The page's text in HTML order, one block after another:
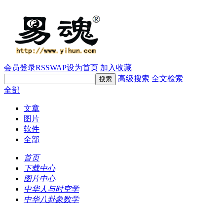
会员登录RSSWAP设为首页 加入收藏
高级搜索 全文检索
全部
文章
图片
软件
全部
首页
下载中心
图片中心
中华人与时空学
中华八卦象数学